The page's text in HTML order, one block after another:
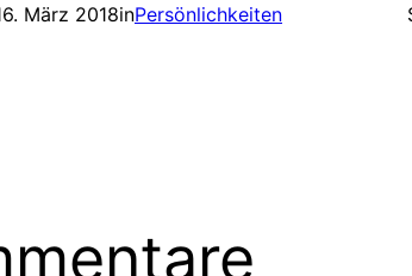
März 2018inPersönlichkeiten